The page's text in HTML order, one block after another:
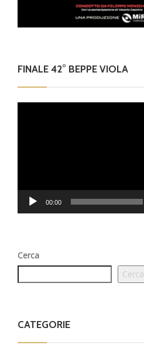
FINALE 42° BEPPE VIOLA
00:00
Cerca
Cerca
CATEGORIE